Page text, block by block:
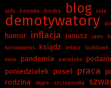
aids beemka biedra blog cola
demotywatory
humor inflacja janusz jasiu
koronawirus ksiądz lekarz lockdown
nasa pandemia paradoks
poniedziałek poseł praca
rodzina skype szczepionka